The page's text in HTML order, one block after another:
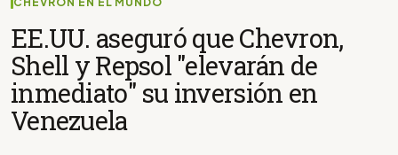
EE.UU. aseguró que Chevron,
Shell y Repsol "elevarán de
inmediato" su inversión en
Venezuela